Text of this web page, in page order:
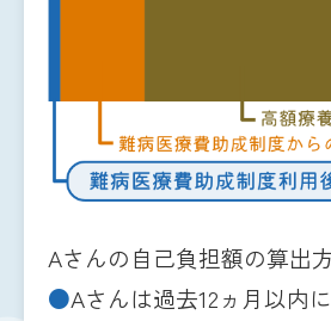
Aさんの自己負担額の算出
●Aさんは過去12ヵ月以内